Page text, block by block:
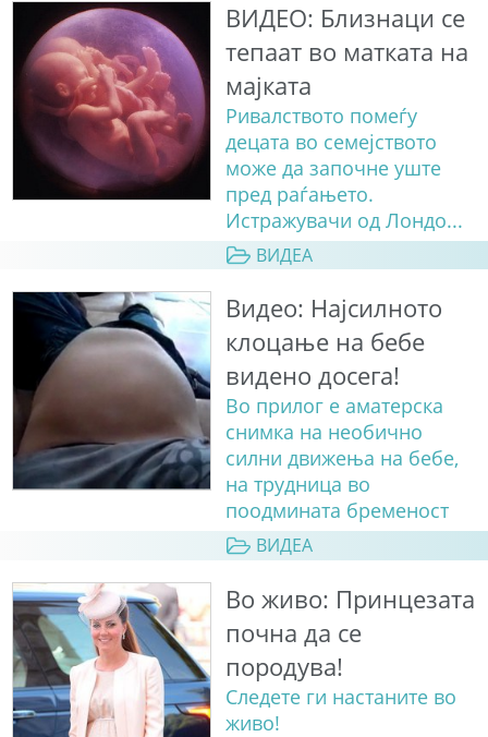
ВИДЕО: Близнаци се
тепаат во матката на
мајката
Ривалството помеѓу
децата во семејството
може да започне уште
пред раѓањето.
Истражувачи од Лондо...
ВИДЕА
Видео: Најсилното
клоцање на бебе
видено досега!
Во прилог е аматерска
снимка на необично
силни движења на бебе,
на трудница во
поодмината бременост
ВИДЕА
Во живо: Принцезата
почна да се
породува!
Следете ги настаните во
живо!